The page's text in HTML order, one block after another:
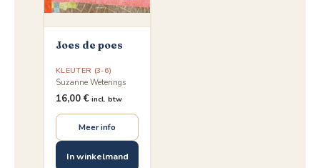
Joes de poes
KLEUTER (3-6)
Suzanne Weterings
16,00 € incl. btw
Meer info
In winkelmand